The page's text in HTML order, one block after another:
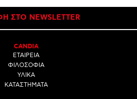
ΣΤΟ NEWSLETTER
CANDIA
ΕΤΑΙΡΕΙΑ
ΦΙΛΟΣΟΦΙΑ
ΥΛΙΚΑ
ΚΑΤΑΣΤΗΜΑΤΑ